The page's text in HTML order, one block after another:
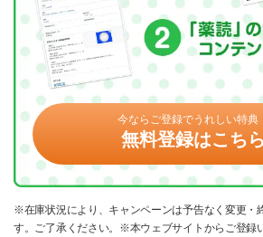
今ならご登録でうれしい特典
無料登録はこちら
※在庫状況により、キャンペーンは予告なく変更・
す。ご了承ください。※本ウェブサイトからご登録